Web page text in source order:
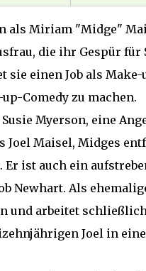
als Miriam "Midge"
die ihr Gespür für
sie einen Job als
Comedy zu machen.
Myerson, eine
Joel Maisel, Midges
Er ist auch ein
Newhart. Als
und arbeitet
Joel in